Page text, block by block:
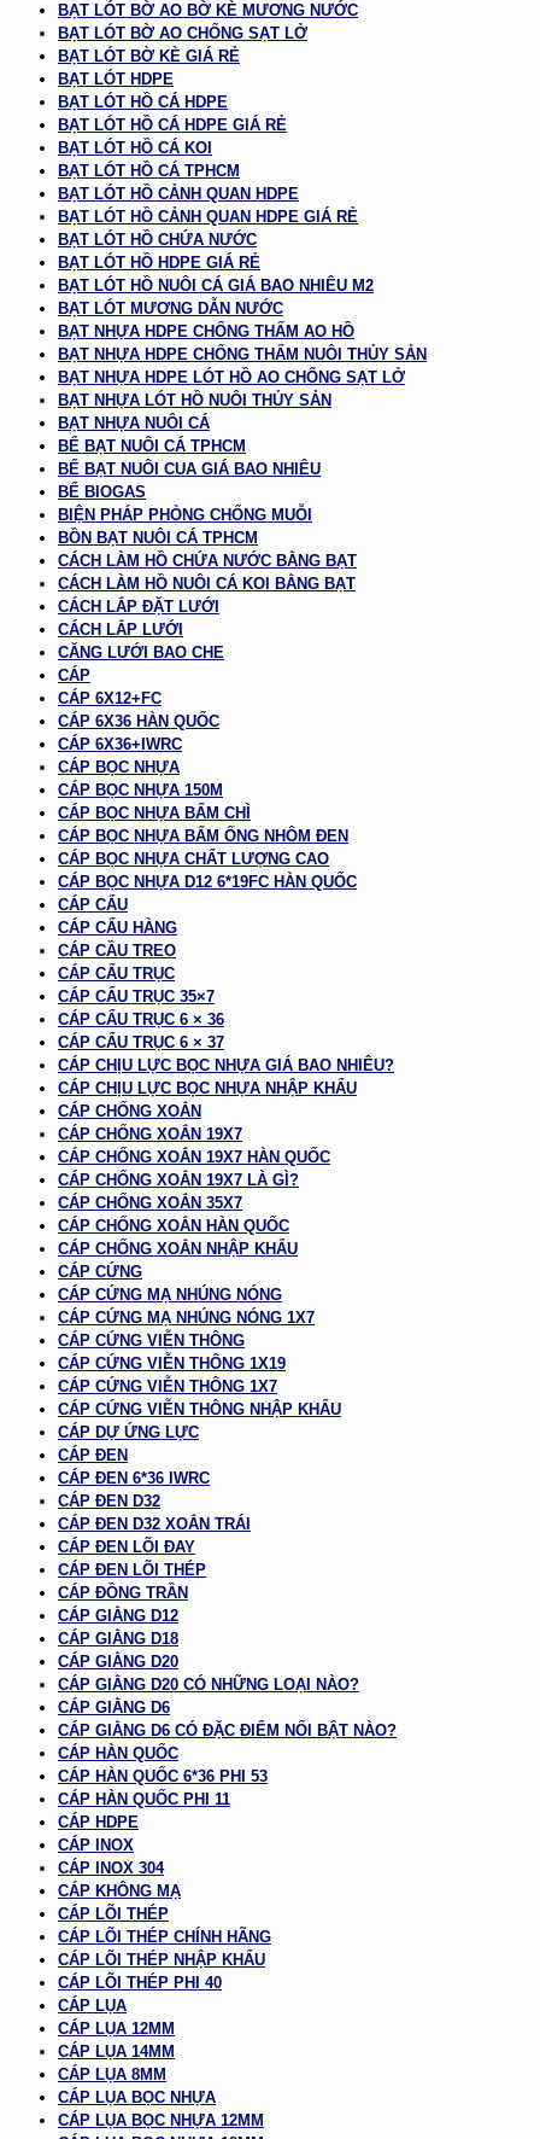
BẠT LÓT BỜ AO BỜ KÈ MƯƠNG NƯỚC
BẠT LÓT BỜ AO CHỐNG SẠT LỞ
BẠT LÓT BỜ KÈ GIÁ RẺ
BẠT LÓT HDPE
BẠT LÓT HỒ CÁ HDPE
BẠT LÓT HỒ CÁ HDPE GIÁ RẺ
BẠT LÓT HỒ CÁ KOI
BẠT LÓT HỒ CÁ TPHCM
BẠT LÓT HỒ CẢNH QUAN HDPE
BẠT LÓT HỒ CẢNH QUAN HDPE GIÁ RẺ
BẠT LÓT HỒ CHỨA NƯỚC
BẠT LÓT HỒ HDPE GIÁ RẺ
BẠT LÓT HỒ NUÔI CÁ GIÁ BAO NHIÊU M2
BẠT LÓT MƯƠNG DẪN NƯỚC
BẠT NHỰA HDPE CHỐNG THẤM AO HỒ
BẠT NHỰA HDPE CHỐNG THẤM NUÔI THỦY SẢN
BẠT NHỰA HDPE LÓT HỒ AO CHỐNG SẠT LỞ
BẠT NHỰA LÓT HỒ NUÔI THỦY SẢN
BẠT NHỰA NUÔI CÁ
BỂ BẠT NUÔI CÁ TPHCM
BỂ BẠT NUÔI CUA GIÁ BAO NHIÊU
BỂ BIOGAS
BIỆN PHÁP PHÒNG CHỐNG MUỖI
BỒN BẠT NUÔI CÁ TPHCM
CÁCH LÀM HỒ CHỨA NƯỚC BẰNG BẠT
CÁCH LÀM HỒ NUÔI CÁ KOI BẰNG BẠT
CÁCH LẮP ĐẶT LƯỚI
CÁCH LẮP LƯỚI
CĂNG LƯỚI BAO CHE
CÁP
CÁP 6X12+FC
CÁP 6X36 HÀN QUỐC
CÁP 6X36+IWRC
CÁP BỌC NHỰA
CÁP BỌC NHỰA 150M
CÁP BỌC NHỰA BẤM CHÌ
CÁP BỌC NHỰA BẤM ỐNG NHÔM ĐEN
CÁP BỌC NHỰA CHẤT LƯỢNG CAO
CÁP BỌC NHỰA D12 6*19FC HÀN QUỐC
CÁP CẨU
CÁP CẨU HÀNG
CÁP CẦU TREO
CÁP CẨU TRỤC
CÁP CẨU TRỤC 35×7
CÁP CẨU TRỤC 6 × 36
CÁP CẨU TRỤC 6 × 37
CÁP CHỊU LỰC BỌC NHỰA GIÁ BAO NHIÊU?
CÁP CHỊU LỰC BỌC NHỰA NHẬP KHẨU
CÁP CHỐNG XOẮN
CÁP CHỐNG XOẮN 19X7
CÁP CHỐNG XOẮN 19X7 HÀN QUỐC
CÁP CHỐNG XOẮN 19X7 LÀ GÌ?
CÁP CHỐNG XOẮN 35X7
CÁP CHỐNG XOẮN HÀN QUỐC
CÁP CHỐNG XOẮN NHẬP KHẨU
CÁP CỨNG
CÁP CỨNG MẠ NHÚNG NÓNG
CÁP CỨNG MẠ NHÚNG NÓNG 1X7
CÁP CỨNG VIỄN THÔNG
CÁP CỨNG VIỄN THÔNG 1X19
CÁP CỨNG VIỄN THÔNG 1X7
CÁP CỨNG VIỄN THÔNG NHẬP KHẨU
CÁP DỰ ỨNG LỰC
CÁP ĐEN
CÁP ĐEN 6*36 IWRC
CÁP ĐEN D32
CÁP ĐEN D32 XOẮN TRÁI
CÁP ĐEN LÕI ĐAY
CÁP ĐEN LÕI THÉP
CÁP ĐỒNG TRẦN
CÁP GIẰNG D12
CÁP GIẰNG D18
CÁP GIẰNG D20
CÁP GIẰNG D20 CÓ NHỮNG LOẠI NÀO?
CÁP GIẰNG D6
CÁP GIẰNG D6 CÓ ĐẶC ĐIỂM NỔI BẬT NÀO?
CÁP HÀN QUỐC
CÁP HÀN QUỐC 6*36 PHI 53
CÁP HÀN QUỐC PHI 11
CÁP HDPE
CÁP INOX
CÁP INOX 304
CÁP KHÔNG MẠ
CÁP LÕI THÉP
CÁP LÕI THÉP CHÍNH HÃNG
CÁP LÕI THÉP NHẬP KHẨU
CÁP LÕI THÉP PHI 40
CÁP LỤA
CÁP LỤA 12MM
CÁP LỤA 14MM
CÁP LỤA 8MM
CÁP LỤA BỌC NHỰA
CÁP LỤA BỌC NHỰA 12MM